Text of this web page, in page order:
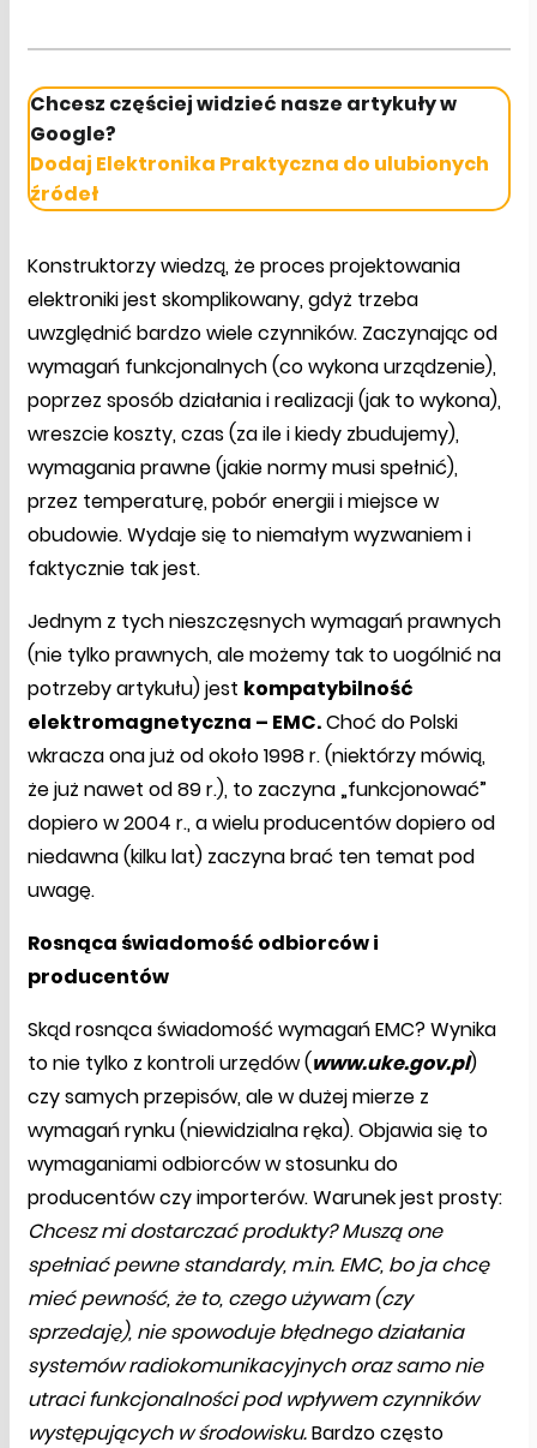
Chcesz częściej widzieć nasze artykuły w
Google?
Dodaj Elektronika Praktyczna do ulubionych
źródeł
Konstruktorzy wiedzą, że proces projektowania
elektroniki jest skomplikowany, gdyż trzeba
uwzględnić bardzo wiele czynników. Zaczynając od
wymagań funkcjonalnych (co wykona urządzenie),
poprzez sposób działania i realizacji (jak to wykona),
wreszcie koszty, czas (za ile i kiedy zbudujemy),
wymagania prawne (jakie normy musi spełnić),
przez temperaturę, pobór energii i miejsce w
obudowie. Wydaje się to niemałym wyzwaniem i
faktycznie tak jest.
Jednym z tych nieszczęsnych wymagań prawnych
(nie tylko prawnych, ale możemy tak to uogólnić na
potrzeby artykułu) jest kompatybilność
elektromagnetyczna – EMC.Choć do Polski
wkracza ona już od około 1998 r. (niektórzy mówią,
że już nawet od 89 r.), to zaczyna „funkcjonować”
dopiero w 2004 r., a wielu producentów dopiero od
niedawna (kilku lat) zaczyna brać ten temat pod
uwagę.
Rosnąca świadomość odbiorców i
producentów
Skąd rosnąca świadomość wymagań EMC? Wynika
to nie tylko z kontroli urzędów (www.uke.gov.pl)
czy samych przepisów, ale w dużej mierze z
wymagań rynku (niewidzialna ręka). Objawia się to
wymaganiami odbiorców w stosunku do
producentów czy importerów. Warunek jest prosty:
Chcesz mi dostarczać produkty? Muszą one
spełniać pewne standardy, m.in. EMC, bo ja chcę
mieć pewność, że to, czego używam (czy
sprzedaję), nie spowoduje błędnego działania
systemów radiokomunikacyjnych oraz samo nie
utraci funkcjonalności pod wpływem czynników
występujących w środowisku.Bardzo często